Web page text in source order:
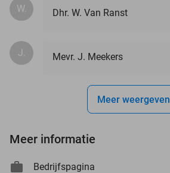
W. Dhr. W. Van Ranst
J. Mevr. J. Meekers
Meer weergeven
Meer informatie
Bedrijfspagina